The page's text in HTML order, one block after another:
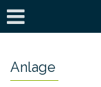
Anlage